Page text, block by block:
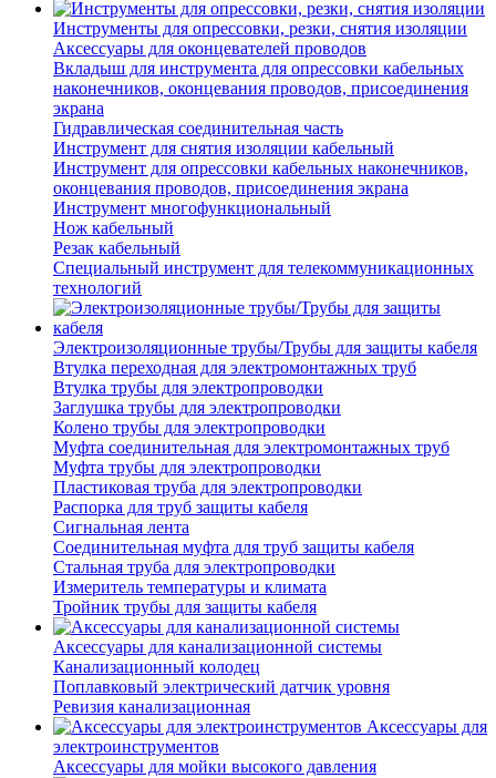
Инструменты для опрессовки, резки, снятия изоляции
Аксессуары для оконцевателей проводов
Вкладыш для инструмента для опрессовки кабельных
наконечников, оконцевания проводов, присоединения
экрана
Гидравлическая соединительная часть
Инструмент для снятия изоляции кабельный
Инструмент для опрессовки кабельных наконечников,
оконцевания проводов, присоединения экрана
Инструмент многофункциональный
Нож кабельный
Резак кабельный
Специальный инструмент для телекоммуникационных
технологий
Электроизоляционные трубы/Трубы для защиты кабеля
Втулка переходная для электромонтажных труб
Втулка трубы для электропроводки
Заглушка трубы для электропроводки
Колено трубы для электропроводки
Муфта соединительная для электромонтажных труб
Муфта трубы для электропроводки
Пластиковая труба для электропроводки
Распорка для труб защиты кабеля
Сигнальная лента
Соединительная муфта для труб защиты кабеля
Стальная труба для электропроводки
Измеритель температуры и климата
Тройник трубы для защиты кабеля
Аксессуары для канализационной системы
Канализационный колодец
Поплавковый электрический датчик уровня
Ревизия канализационная
Аксессуары для
электроинструментов
Аксессуары для мойки высокого давления